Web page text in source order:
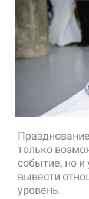
только
событие, но
вывести
уровень.